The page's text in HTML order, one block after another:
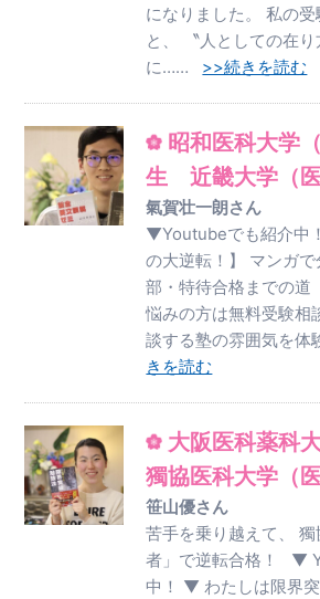
になりました。 私の
と、 〝人としての在
に…… >>続きを読む
昭和医科大学
生 近畿大学（
氣賀壮一朗さん
▼Youtubeでも紹介中
の大逆転！】 マンガ
部・特待合格までの
悩みの方は無料受験
談する塾の雰囲気を
きを読む
大阪医科薬科
獨協医科大学（
笹山優さん
苦手を乗り越えて、
者」で逆転合格！ ▼
中！ ▼ わたしは限界